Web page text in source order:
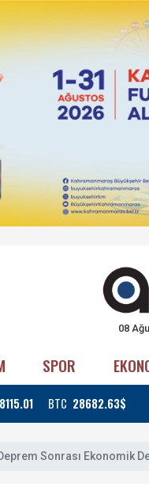
08
SPOR
8115.01 BTC 28682.63$
Sonrası Ekonomik